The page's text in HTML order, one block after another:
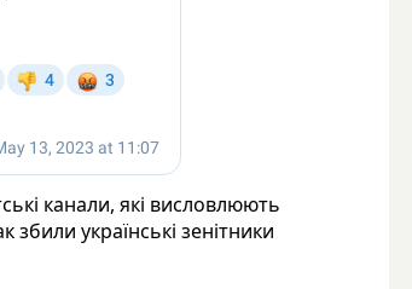
канали, які висловлюють
українські зенітники